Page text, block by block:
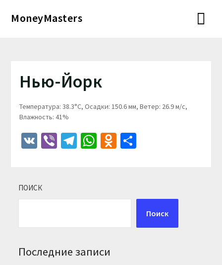
MoneyMasters
Нью-Йорк
Температура: 38.3°C, Осадки: 150.6 мм, Ветер: 26.9 м/с,
Влажность: 41%
VKViberTelegram
WhatsApp
Odnoklassniki
Отправить
ПОИСК
Поиск
Последние записи